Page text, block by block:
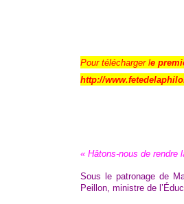
Pour télécharger le
http://
« Hâtons-nous de rendre
Sous le patronage de
Peillon, ministre de